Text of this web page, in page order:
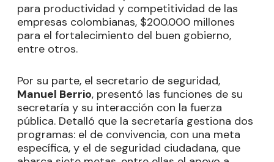
para productividad y competitividad de las
empresas colombianas, $200.000 millones
para el fortalecimiento del buen gobierno,
entre otros.
Por su parte, el secretario de seguridad,
Manuel Berrio, presentó las funciones de su
secretaría y su interacción con la fuerza
pública. Detalló que la secretaría gestiona dos
programas: el de convivencia, con una meta
específica, y el de seguridad ciudadana, que